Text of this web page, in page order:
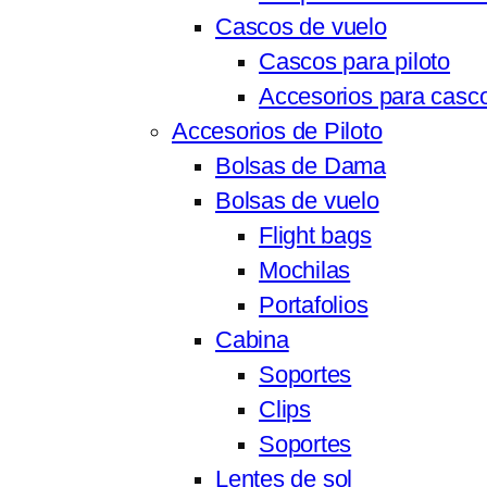
Cascos de vuelo
Cascos para piloto
Accesorios para
Accesorios de Piloto
Bolsas de Dama
Bolsas de vuelo
Flight bags
Mochilas
Portafolios
Cabina
Soportes
Clips
Soportes
Lentes de sol